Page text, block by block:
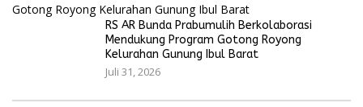
RS AR Bunda Prabumulih Berkolaborasi
Mendukung Program Gotong Royong
Kelurahan Gunung Ibul Barat
Juli 31, 2026